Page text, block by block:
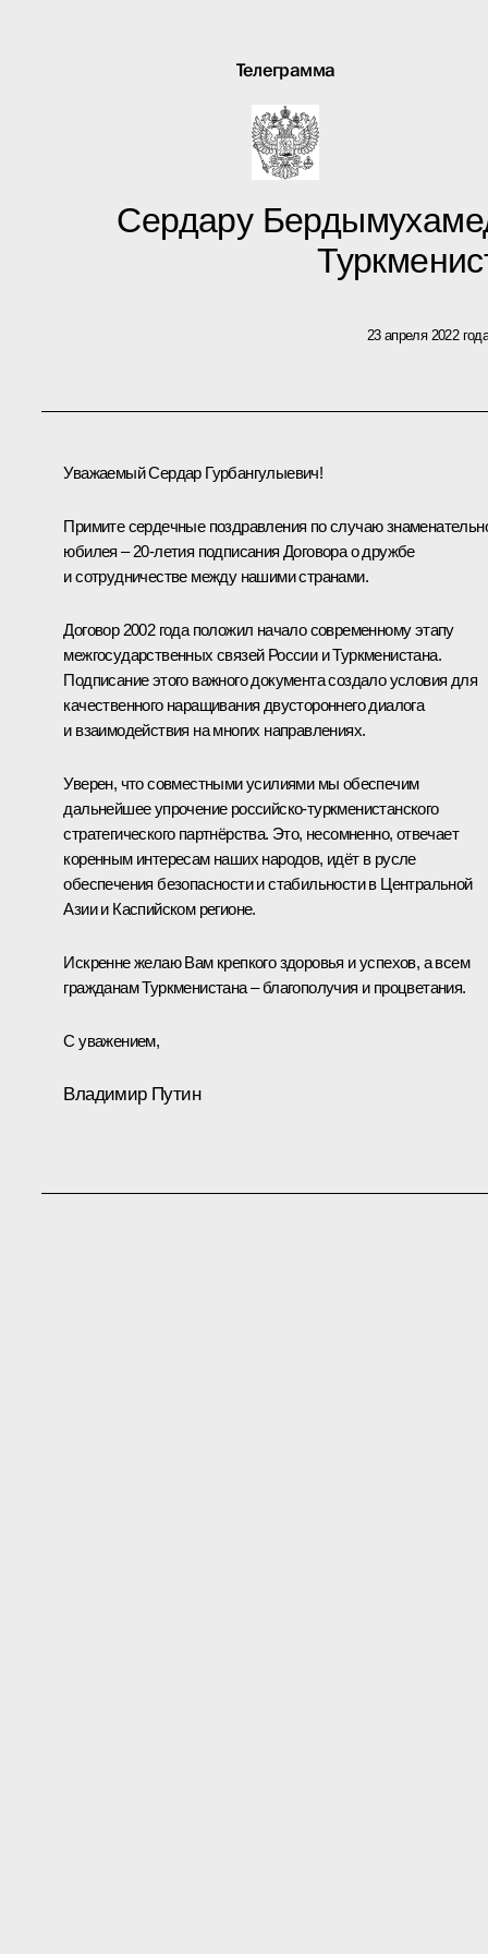
Телеграмма
Сердару
23 апреля 2022
Уважаемый Сердар Гурбангулыевич!
Примите сердечные поздравления по случаю
юбилея – 20-летия подписания Договора о дружбе
и сотрудничестве между нашими странами.
Договор 2002 года положил начало современному этапу
межгосударственных связей России и Туркменистана.
Подписание этого важного документа создало условия для
качественного наращивания двустороннего диалога
и взаимодействия на многих направлениях.
Уверен, что совместными усилиями мы обеспечим
дальнейшее упрочение российско-туркменистанского
стратегического партнёрства. Это, несомненно, отвечает
коренным интересам наших народов, идёт в русле
обеспечения безопасности и стабильности в Центральной
Азии и Каспийском регионе.
Искренне желаю Вам крепкого здоровья и успехов, а всем
гражданам Туркменистана – благополучия и процветания.
С уважением,
Владимир Путин